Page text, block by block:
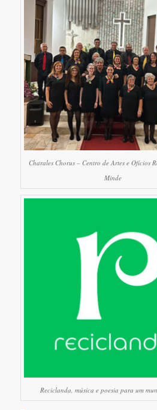
Charales Chorus – Centro de Artes e Ofícios
Minde
Reciclanda, música e poesia para um